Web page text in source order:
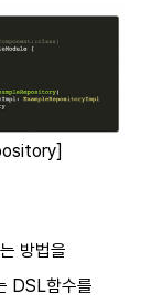
방법을
DSL함수를